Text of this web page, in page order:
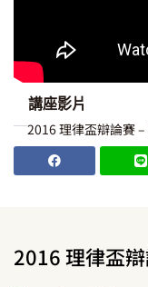
講座影片
2016 理律盃辯論賽
2016 理律盃